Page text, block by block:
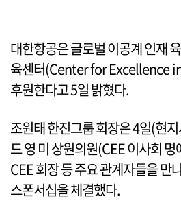
대한항공은 글로벌 이공계 인재
육센터(Center for Excellence
후원한다고 5일 밝혔다.
조원태 한진그룹 회장은 4일(현
드 영 미 상원의원(CEE 이사회
CEE 회장 등 주요 관계자들을 만
스폰서십을 체결했다.